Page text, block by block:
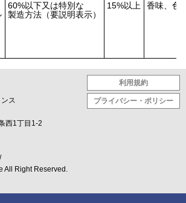
60%以下又は特別な
製造方法（要説明表示）
15%以上 香味、色
ス
西1丁目1-2
All Right Reserved.
利用規約
プライバシー・ポリシー